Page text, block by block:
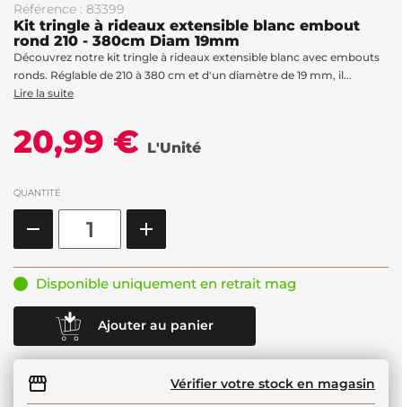
Référence : 83399
Kit tringle à rideaux extensible blanc embout
rond 210 - 380cm Diam 19mm
Découvrez notre kit tringle à rideaux extensible blanc avec embouts
ronds. Réglable de 210 à 380 cm et d'un diamètre de 19 mm, il...
Lire la suite
20,99 € L'Unité
QUANTITÉ
Disponible uniquement en retrait mag
Ajouter au panier
Vérifier votre stock en magasin